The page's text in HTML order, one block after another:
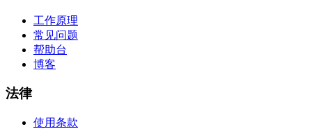
工作原理
常见问题
帮助台
博客
法律
使用条款